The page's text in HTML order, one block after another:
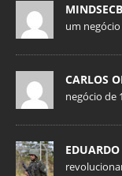
um
CARLOS
negócio de